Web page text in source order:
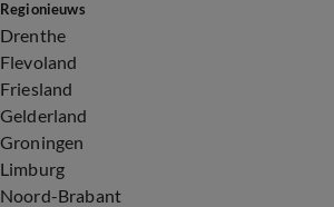
Regionieuws
Drenthe
Flevoland
Friesland
Gelderland
Groningen
Limburg
Noord-Brabant